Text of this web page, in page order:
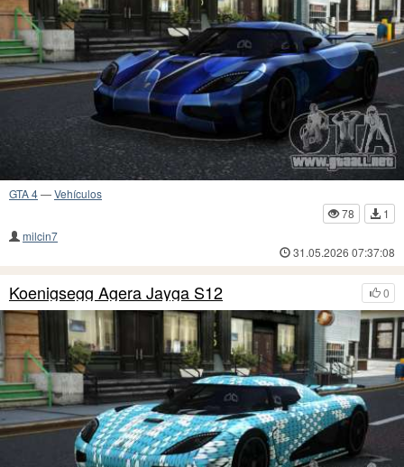
GTA 4—Vehículos
78
1
milcin7
31.05.2026 07:37:08
0
Koenigsegg Agera Jayga S12